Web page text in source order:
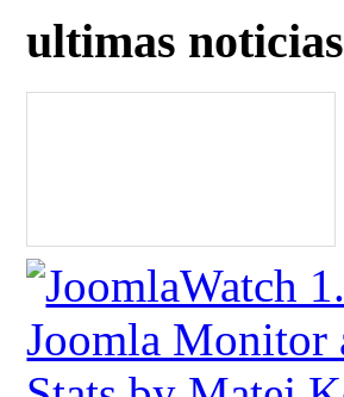
ultimas noticias